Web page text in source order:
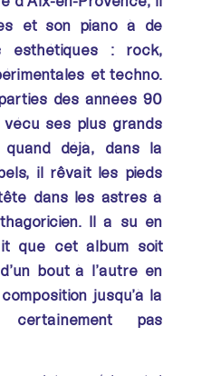
et son piano à de
esthétiques : rock,
et techno.
des années 90
vécu ses plus grands
quand déjà, dans la
il rêvait les pieds
dans les astres à
Il a su en
que cet album soit
bout à l’autre en
jusqu’à la
certainement pas